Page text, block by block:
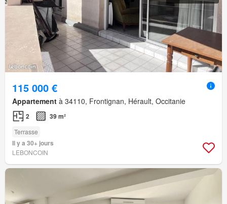
115 000 €
Appartement à 34110, Frontignan, Hérault, Occitanie
2 39 m²
Terrasse
Il y a 30+ jours
LEBONCOIN